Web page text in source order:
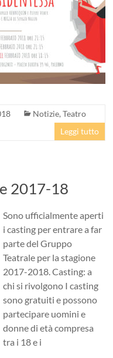
Notizie,Teatro
Leggi tutto
2017-18
Sono ufficialmente aperti
i casting per entrare a far
parte del Gruppo
Teatrale per la stagione
2017-2018. Casting: a
chi si rivolgono I casting
sono gratuiti e possono
partecipare uomini e
donne di età compresa
tra i 18 e i